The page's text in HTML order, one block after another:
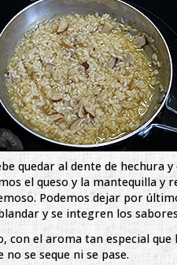
quedar al dente de hechura
el queso y la mantequilla y
Podemos dejar por
y se integren los
con el aroma tan especial
se seque ni se pase.